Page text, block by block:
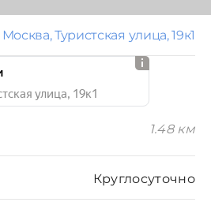
Круглосуточно
Москва, Туристская улица, 19к1
улица, 19к1
1.48 км